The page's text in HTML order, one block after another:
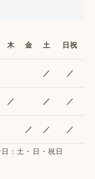
木 金 土 日祝
／ ／
／ ／ ／
／ ／ ／
：土・日・祝日